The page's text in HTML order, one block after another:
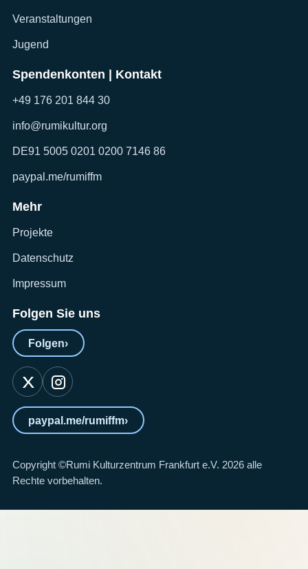
Veranstaltungen
Jugend
Spendenkonten | Kontakt
+49 176 201 844 30
info@rumikultur.org
DE91 5005 0201 0200 7146 86
paypal.me/rumiffm
Mehr
Projekte
Datenschutz
Impressum
Folgen Sie uns
Folgen›
paypal.me/rumiffm›
Copyright ©Rumi Kulturzentrum Frankfurt e.V. 2026 alle
Rechte vorbehalten.